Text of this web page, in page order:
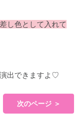
し色として入れて
出できますよ♡
次のページ ＞